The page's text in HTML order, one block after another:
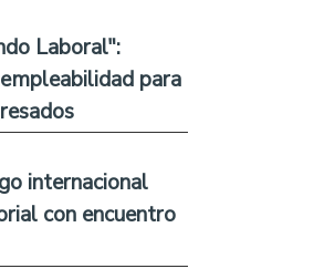
Laboral":
para
internacional
con encuentro